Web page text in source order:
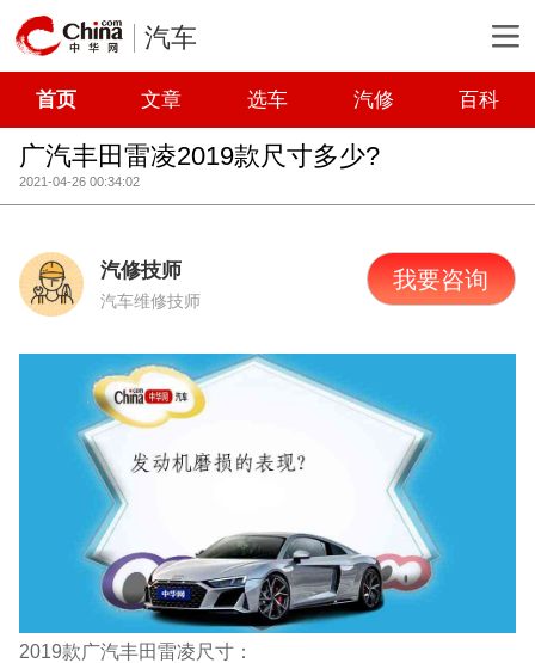
汽车
首页 文章 选车 汽修 百科
广汽丰田雷凌2019款尺寸多少?
2021-04-26 00:34:02
汽修技师
汽车维修技师
我要咨询
2019款广汽丰田雷凌尺寸：